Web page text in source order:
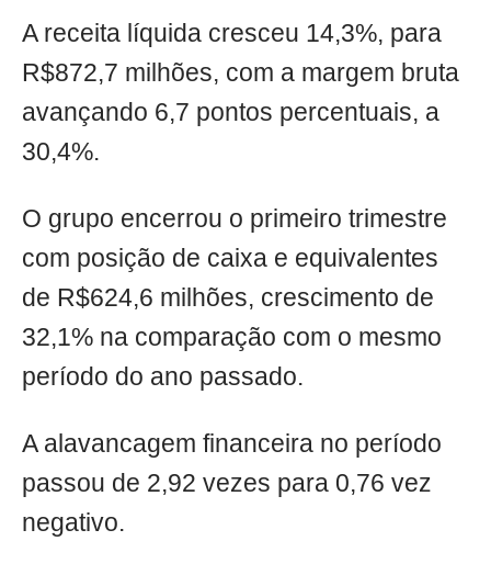
A receita líquida cresceu 14,3%, para
R$872,7 milhões, com a margem bruta
avançando 6,7 pontos percentuais, a
30,4%.
O grupo encerrou o primeiro trimestre
com posição de caixa e equivalentes
de R$624,6 milhões, crescimento de
32,1% na comparação com o mesmo
período do ano passado.
A alavancagem financeira no período
passou de 2,92 vezes para 0,76 vez
negativo.